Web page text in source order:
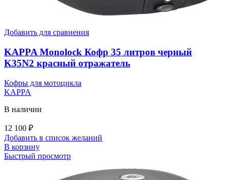
Добавить для сравнения
KAPPA Monolock Кофр 35 литров черный
K35N2 красный отражатель
Кофры для мотоцикла
KAPPA
В наличии
12 100 ₽
Добавить в список желаний
В корзину
Быстрый просмотр